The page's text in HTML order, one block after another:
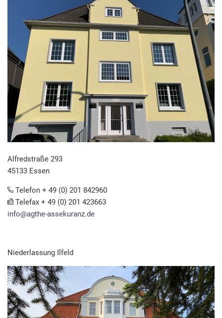
Alfredstraße 293
45133 Essen
Telefon + 49 (0) 201 842960
Telefax + 49 (0) 201 423663
info@agthe-assekuranz.de
Niederlassung Ilfeld